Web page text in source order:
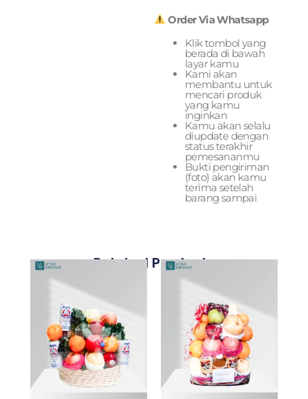
Order Via Whatsapp
Klik tombol yang
berada di bawah
layar kamu
Kami akan
membantu untuk
mencari produk
yang kamu
inginkan
Kamu akan selalu
diupdate dengan
status terakhir
pemesananmu
Bukti pengiriman
(foto) akan kamu
terima setelah
barang sampai
Related Products